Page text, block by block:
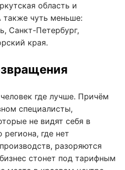
область и
также чуть меньше:
Санкт-Петербург,
края.
где лучше. Причём
специалисты,
не видят себя в
региона, где нет
разоряются
стонет под тарифным